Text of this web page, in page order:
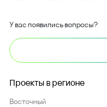
У вас появились вопросы?
Проекты в регионе
Восточный